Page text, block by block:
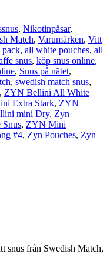
, Nikotinpåsar,
Match, Varumärken, Vitt
pack, all white pouches, all
snus, köp snus online,
, Snus på nätet,
, swedish match snus,
, ZYN Bellini All White
Extra Stark, ZYN
mini Dry, Zyn
, ZYN Mini
#4, Zyn Pouches, Zyn
snus från Swedish Match,